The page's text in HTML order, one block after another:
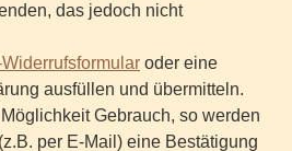
das jedoch nicht
Widerrufsformular oder eine
ausfüllen und übermitteln.
Gebrauch, so werden
per E-Mail) eine Bestätigung